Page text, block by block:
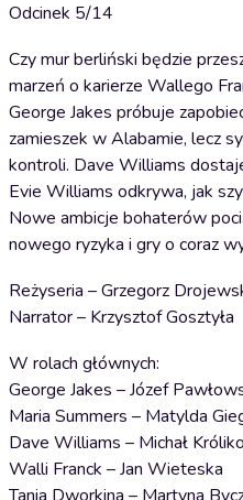
Odcinek 5/14
Czy mur berliński będzie
marzeń o karierze Wallego
George Jakes próbuje
zamieszek w Alabamie, lecz
kontroli. Dave Williams
Evie Williams odkrywa, jak
Nowe ambicje bohaterów
nowego ryzyka i gry o coraz
Reżyseria – Grzegorz
Narrator – Krzysztof Gosztyła
W rolach głównych:
George Jakes – Józef
Maria Summers – Matylda
Dave Williams – Michał
Walli Franck – Jan Wieteska